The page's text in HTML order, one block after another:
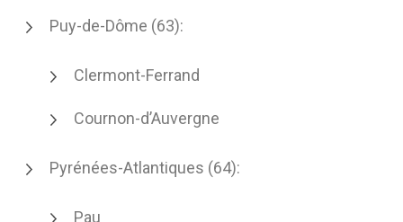
Puy-de-Dôme (63):
Clermont-Ferrand
Cournon-d’Auvergne
Pyrénées-Atlantiques (64):
Pau